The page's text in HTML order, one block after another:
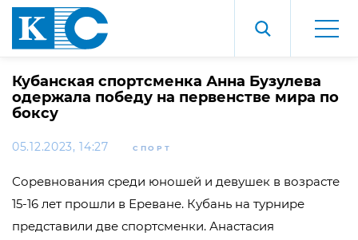
Кубанская спортсменка Анна Бузулева
одержала победу на первенстве мира по
боксу
05.12.2023, 14:27 СПОРТ
Соревнования среди юношей и девушек в возрасте
15-16 лет прошли в Ереване. Кубань на турнире
представили две спортсменки. Анастасия